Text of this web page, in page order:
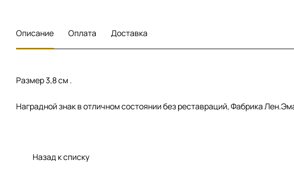
Описание Оплата Доставка
Размер 3,8 см .
Наградной знак в отличном состоянии без реставраций, Фабрика
Назад к списку